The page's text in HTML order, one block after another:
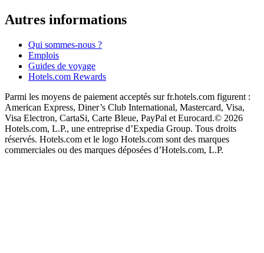
Autres informations
Qui sommes-nous ?
Emplois
Guides de voyage
Hotels.com Rewards
Parmi les moyens de paiement acceptés sur fr.hotels.com figurent :
American Express, Diner’s Club International, Mastercard, Visa,
Visa Electron, CartaSi, Carte Bleue, PayPal et Eurocard.© 2026
Hotels.com, L.P., une entreprise d’Expedia Group. Tous droits
réservés. Hotels.com et le logo Hotels.com sont des marques
commerciales ou des marques déposées d’Hotels.com, L.P.